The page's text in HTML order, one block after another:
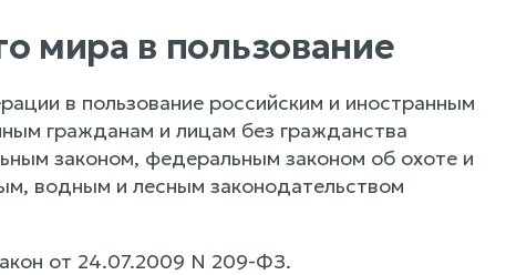
мира в пользование
в пользование российским и иностранным
гражданам и лицам без гражданства
законом, федеральным законом об охоте и
водным и лесным законодательством
от 24.07.2009 N 209-ФЗ.